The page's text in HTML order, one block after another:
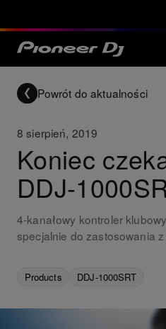
Powrót do aktualności
8 sierpień, 2019
Koniec
DDJ-
4-kanałowy kontroler
specjalnie do zastosowania
Products DDJ-1000SRT